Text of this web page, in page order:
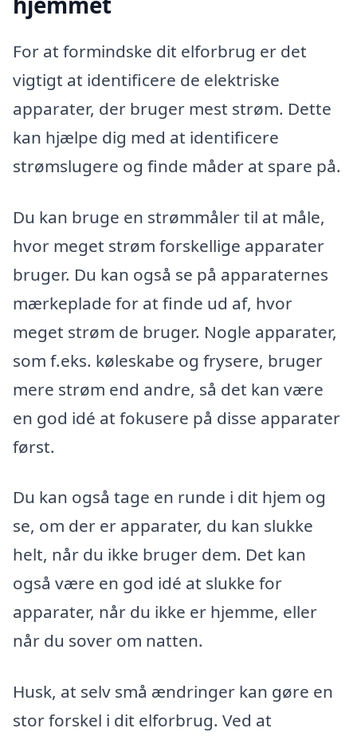
For at formindske dit elforbrug er det
vigtigt at identificere de elektriske
apparater, der bruger mest strøm. Dette
kan hjælpe dig med at identificere
strømslugere og finde måder at spare på.
Du kan bruge en strømmåler til at måle,
hvor meget strøm forskellige apparater
bruger. Du kan også se på apparaternes
mærkeplade for at finde ud af, hvor
meget strøm de bruger. Nogle apparater,
som f.eks. køleskabe og frysere, bruger
mere strøm end andre, så det kan være
en god idé at fokusere på disse apparater
først.
Du kan også tage en runde i dit hjem og
se, om der er apparater, du kan slukke
helt, når du ikke bruger dem. Det kan
også være en god idé at slukke for
apparater, når du ikke er hjemme, eller
når du sover om natten.
Husk, at selv små ændringer kan gøre en
stor forskel i dit elforbrug. Ved at